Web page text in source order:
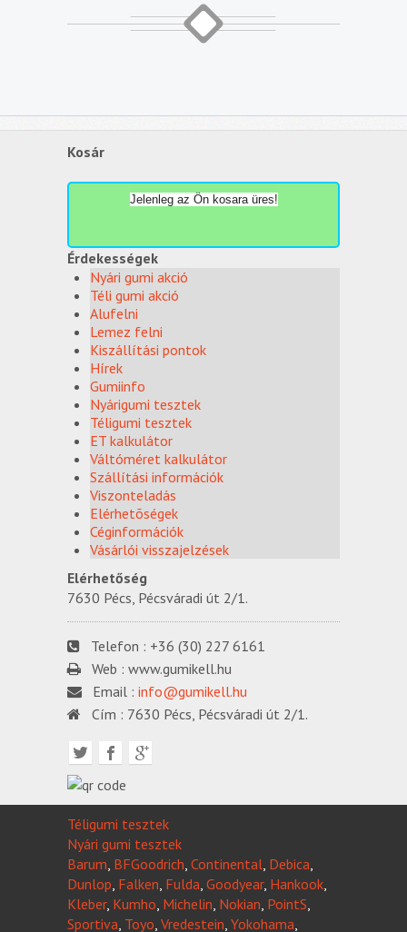
Kosár
Jelenleg az Ön kosara üres!
Érdekességek
Nyári gumi akció
Téli gumi akció
Alufelni
Lemez felni
Kiszállítási pontok
Hírek
Gumiinfo
Nyárigumi tesztek
Téligumi tesztek
ET kalkulátor
Váltóméret kalkulátor
Szállítási információk
Viszonteladás
Elérhetõségek
Céginformációk
Vásárlói visszajelzések
Elérhetőség
7630 Pécs, Pécsváradi út 2/1.
Telefon : +36 (30) 227 6161
Web : www.gumikell.hu
Email : info@gumikell.hu
Cím : 7630 Pécs, Pécsváradi út 2/1.
Téligumi tesztek
Nyári gumi tesztek
Barum BFGoodrich Continental Debica
Dunlop Falken Fulda Goodyear, Hankook
Kleber, Kumho Michelin Nokian PointS
Sportiva Toyo Vredestein Yokohama